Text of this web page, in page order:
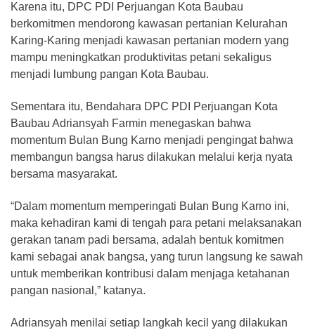
Karena itu, DPC PDI Perjuangan Kota Baubau
berkomitmen mendorong kawasan pertanian Kelurahan
Karing-Karing menjadi kawasan pertanian modern yang
mampu meningkatkan produktivitas petani sekaligus
menjadi lumbung pangan Kota Baubau.
Sementara itu, Bendahara DPC PDI Perjuangan Kota
Baubau Adriansyah Farmin menegaskan bahwa
momentum Bulan Bung Karno menjadi pengingat bahwa
membangun bangsa harus dilakukan melalui kerja nyata
bersama masyarakat.
“Dalam momentum memperingati Bulan Bung Karno ini,
maka kehadiran kami di tengah para petani melaksanakan
gerakan tanam padi bersama, adalah bentuk komitmen
kami sebagai anak bangsa, yang turun langsung ke sawah
untuk memberikan kontribusi dalam menjaga ketahanan
pangan nasional,” katanya.
Adriansyah menilai setiap langkah kecil yang dilakukan